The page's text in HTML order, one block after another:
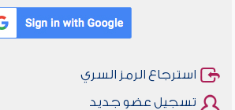
استرجاع الرمز السري
تسجيل عضو جديد